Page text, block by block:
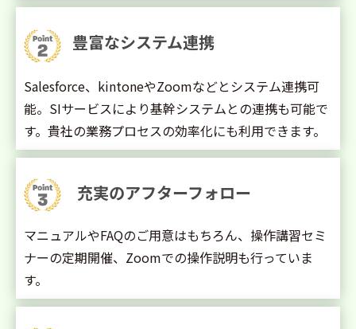
豊富なシステム連携
Salesforce、kintoneやZoomなどとシステム連携可
能。SIサービスにより基幹システムとの連携も可能で
す。貴社の業務プロセスの効率化にも利用できます。
充実のアフターフォロー
マニュアルやFAQのご用意はもちろん、操作講習セミ
ナーの定期開催、Zoomでの操作説明も行っていま
す。